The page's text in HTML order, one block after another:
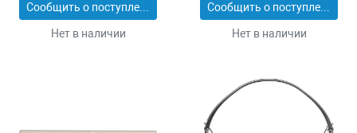
Сообщить о поступлении
Нет в наличии
Сообщить о поступлении
Нет в наличии